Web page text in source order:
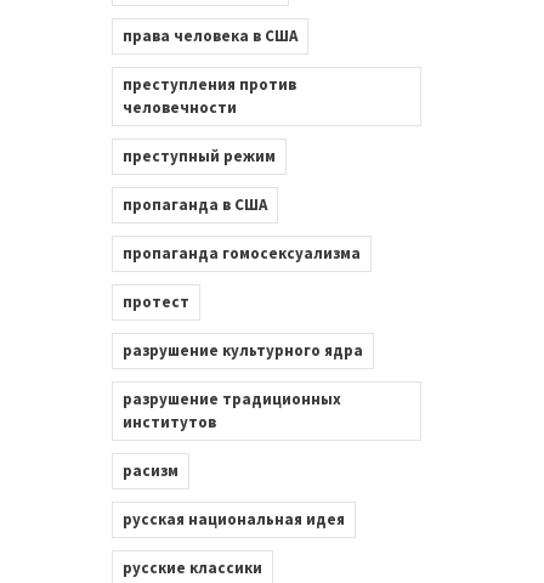
права человека в США
преступления против
человечности
преступный режим
пропаганда в США
пропаганда гомосексуализма
протест
разрушение культурного ядра
разрушение традиционных
институтов
расизм
русская национальная идея
русские классики